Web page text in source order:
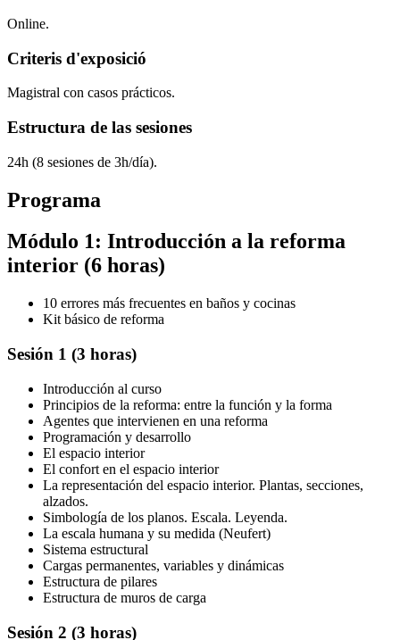
Online.
Criteris d'exposició
Magistral con casos prácticos.
Estructura de las sesiones
24h (8 sesiones de 3h/día).
Programa
Módulo 1: Introducción a la reforma
interior (6 horas)
10 errores más frecuentes en baños y cocinas
Kit básico de reforma
Sesión 1 (3 horas)
Introducción al curso
Principios de la reforma: entre la función y la forma
Agentes que intervienen en una reforma
Programación y desarrollo
El espacio interior
El confort en el espacio interior
La representación del espacio interior. Plantas, secciones,
alzados.
Simbología de los planos. Escala. Leyenda.
La escala humana y su medida (Neufert)
Sistema estructural
Cargas permanentes, variables y dinámicas
Estructura de pilares
Estructura de muros de carga
Sesión 2 (3 horas)